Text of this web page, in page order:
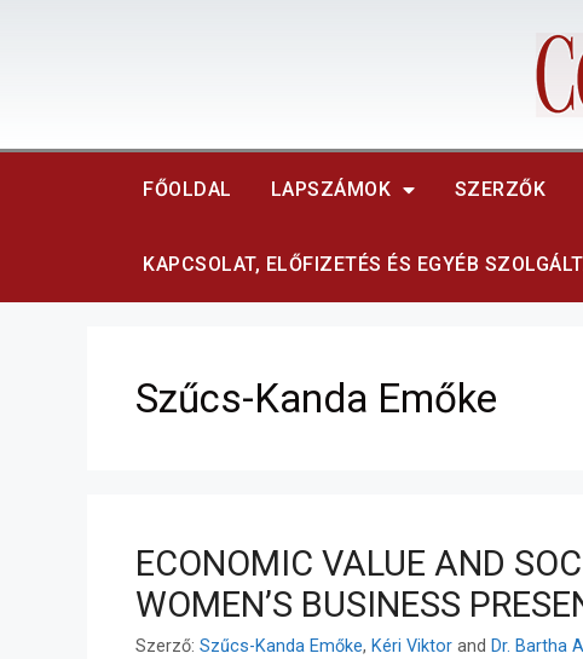
FŐOLDAL LAPSZÁMOK SZERZŐK
KAPCSOLAT, ELŐFIZETÉS ÉS EGYÉB
Szűcs-Kanda Emőke
ECONOMIC VALUE AND
WOMEN’S BUSINESS
Szerző: Szűcs-Kanda Emőke, Kéri Viktor and Dr. Bartha